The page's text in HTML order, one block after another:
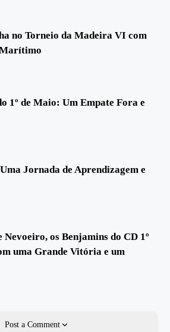
no Torneio da Madeira VI com
1º de Maio: Um Empate Fora e
Jornada de Aprendizagem e
Nevoeiro, os Benjamins do CD 1º
uma Grande Vitória e um
Post a Comment